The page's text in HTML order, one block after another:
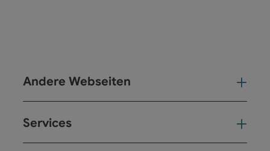
Andere Webseiten
Services